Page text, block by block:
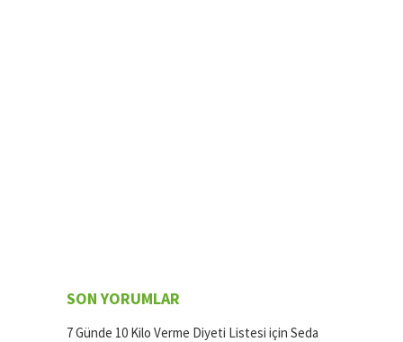
SON YORUMLAR
7 Günde 10 Kilo Verme Diyeti Listesi için Seda